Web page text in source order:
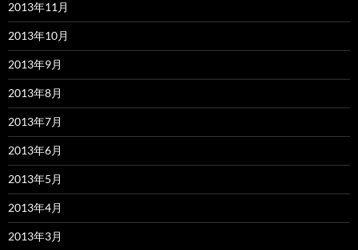
2013年11月
2013年10月
2013年9月
2013年8月
2013年7月
2013年6月
2013年5月
2013年4月
2013年3月